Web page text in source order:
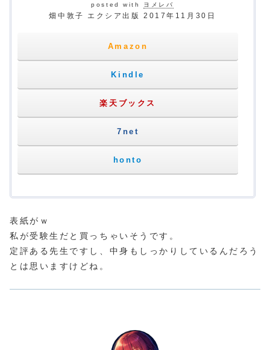
posted with ヨメレバ
畑中敦子 エクシア出版 2017年11月30日
Amazon
Kindle
楽天ブックス
7net
honto
表紙がｗ
私が受験生だと買っちゃいそうです。
定評ある先生ですし、中身もしっかりしているんだろう
とは思いますけどね。